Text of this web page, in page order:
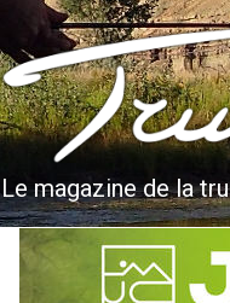
Truites
Le magazine de la